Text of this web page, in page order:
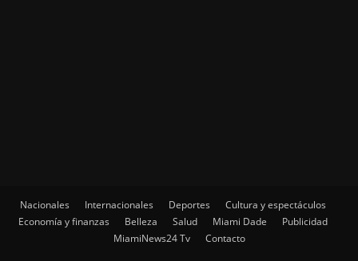
Nacionales Internacionales Deportes
Cultura y espectáculos
Economía y finanzas
Belleza Salud Miami Dade
Publicidad
MiamiNews24 Tv
Contacto